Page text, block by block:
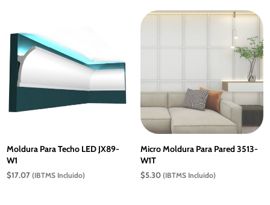
Moldura Para Techo LED JX89-
W1
$17.07 (IBTMS Incluido)
Micro Moldura Para Pared 3513-
W1T
$5.30 (IBTMS Incluido)